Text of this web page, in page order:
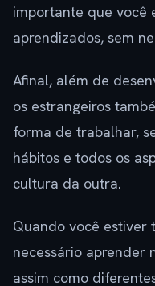
importante que você
aprendizados, sem
Afinal, além de
os estrangeiros
forma de trabalhar,
hábitos e todos os
cultura da outra.
Quando você estiver
necessário aprender
assim como